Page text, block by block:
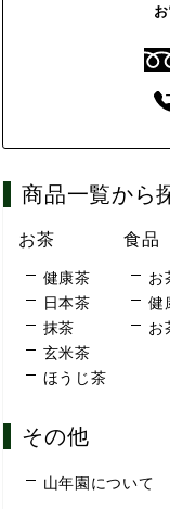
商品一覧から
お茶
健康茶
日本茶
抹茶
玄米茶
ほうじ茶
食品
お
健
お
その他
山年園について